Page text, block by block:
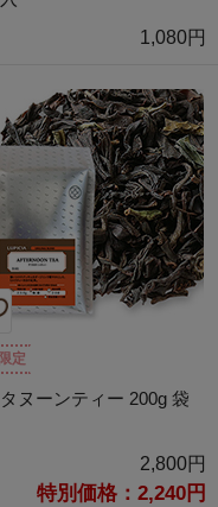
1,080円
定
ヌーンティー 200g 袋
2,800円
特別価格：2,240円